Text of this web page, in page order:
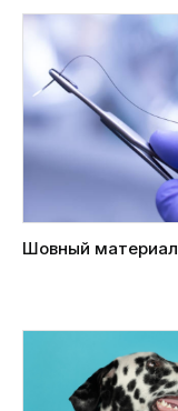
Шовный материал